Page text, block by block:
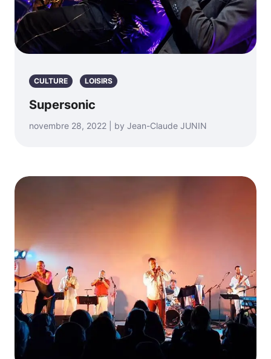
CULTURE LOISIRS
Supersonic
novembre 28, 2022 | by Jean-Claude JUNIN